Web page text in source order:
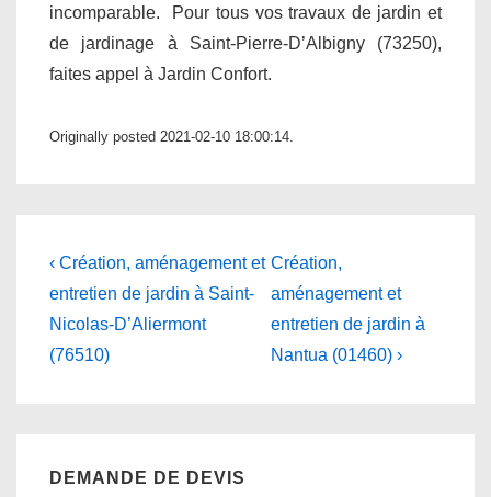
incomparable. Pour tous vos travaux de jardin et
de jardinage à Saint-Pierre-D’Albigny (73250),
faites appel à Jardin Confort.
Originally posted 2021-02-10 18:00:14.
Navigation
de
l’article
Previous
Post
is
‹ Création, aménagement et
entretien de jardin à Saint-
Nicolas-D’Aliermont
(76510)
Next
Post
is
Création,
aménagement et
entretien de jardin à
Nantua (01460) ›
DEMANDE DE DEVIS